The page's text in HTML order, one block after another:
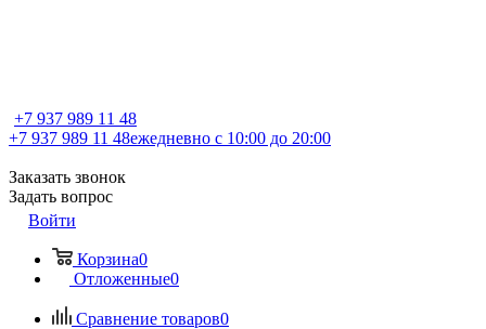
+7 937 989 11 48
+7 937 989 11 48ежедневно с 10:00 до 20:00
Заказать звонок
Задать вопрос
Войти
Корзина0
Отложенные0
Сравнение товаров0